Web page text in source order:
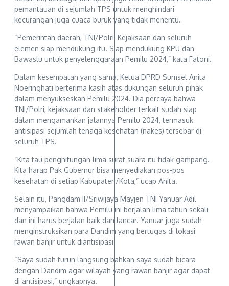
pemantauan di sejumlah TPS untuk menghindari
kecurangan juga cuaca buruk yang tidak menentu.
“Pemerintah daerah, TNI/Polri, Kejaksaan dan seluruh
elemen siap mendukung itu. Siap mendukung KPU dan
Bawaslu untuk penyelenggaraan Pemilu 2024,” kata Fatoni.
Dalam kesempatan yang sama, Ketua DPRD Sumsel Anita
Noeringhati berterima kasih atas dukungan seluruh pihak
dalam menyukseskan Pemilu 2024. Dia percaya bahwa
TNI/Polri, kejaksaan dan stakeholder terkait sudah siap
dalam mengamankan jalannya Pemilu 2024, termasuk
antisipasi sejumlah tenaga kesehatan (nakes) tersebar di
seluruh TPS.
“Kita tau penghitungan lima surat suara itu tidak gampang.
Kita harap Pak Gubernur bisa menyediakan pos-pos
kesehatan di setiap Kabupaten/Kota,” ucap Anita.
Selain itu, Pangdam II/Sriwijaya Mayjen TNI Yanuar Adil
menyampaikan bahwa Pemilu ini berjalan lima tahun sekali
dan ini harus berjalan baik dan lancar. Yanuar juga sudah
menginstruksikan para Dandim yang bertugas di lokasi
rawan banjir untuk diantisipasi.
“Saya sudah turun langsung bahkan saya sudah bicara
dengan Dandim agar wilayah yang rawan banjir agar dapat
di antisipasi,” ungkapnya.